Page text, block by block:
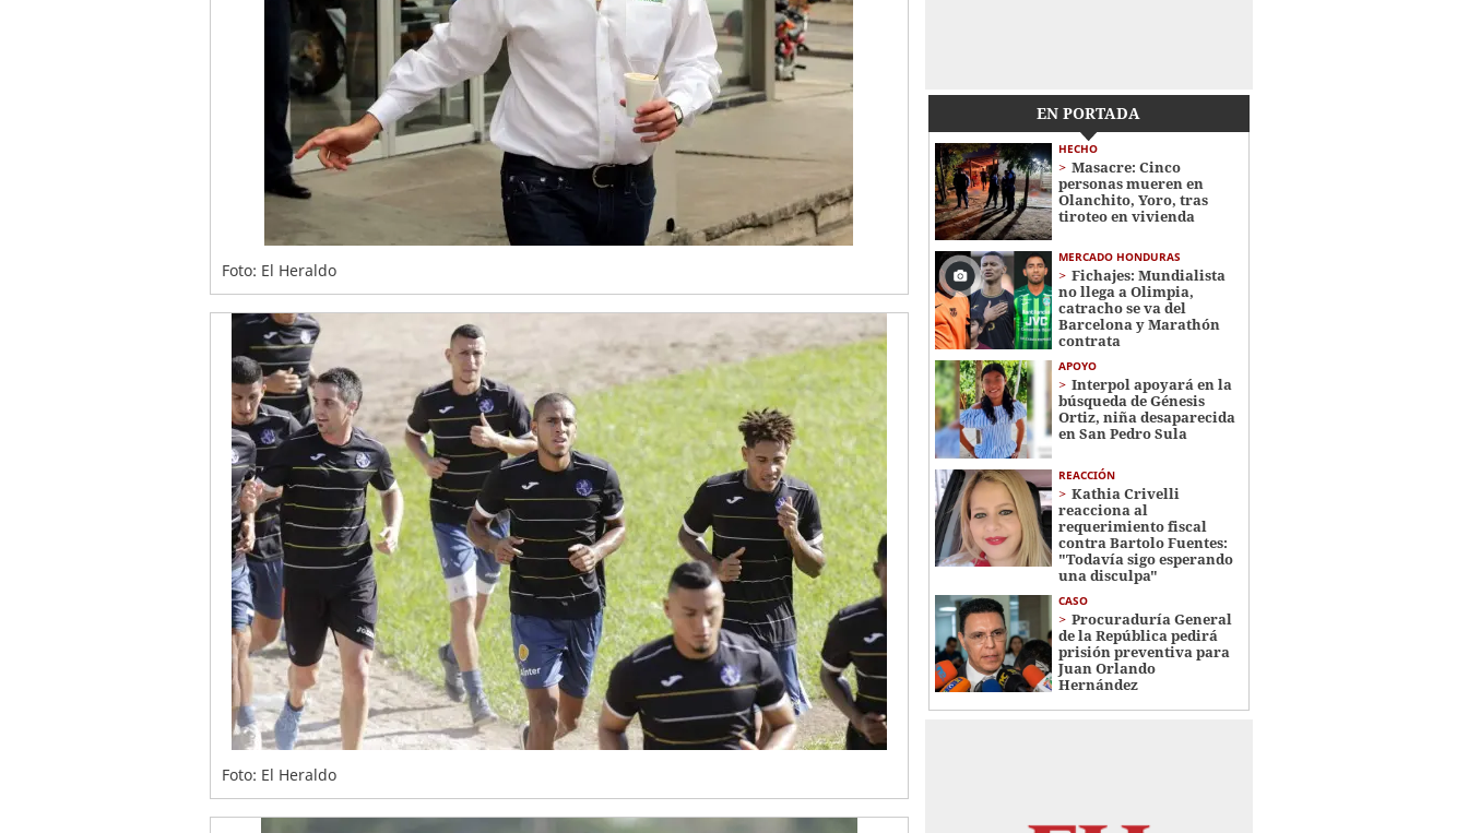
Foto: El Heraldo
Foto: El Heraldo
EN PORTADA
HECHO
Masacre: Cinco
personas mueren en
Olanchito, Yoro, tras
tiroteo en vivienda
MERCADO HONDURAS
Fichajes: Mundialista
no llega a Olimpia,
catracho se va del
Barcelona y Marathón
contrata
APOYO
Interpol apoyará en la
búsqueda de Génesis
Ortiz, niña desaparecida
en San Pedro Sula
REACCIÓN
Kathia Crivelli
reacciona al
requerimiento fiscal
contra Bartolo Fuentes:
"Todavía sigo esperando
una disculpa"
CASO
Procuraduría General
de la República pedirá
prisión preventiva para
Juan Orlando
Hernández